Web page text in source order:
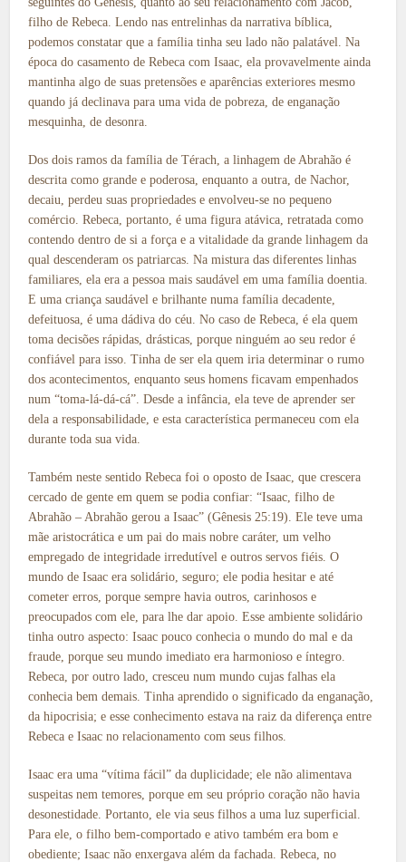
filho de Rebeca. Lendo nas entrelinhas da narrativa bíblica,
podemos constatar que a família tinha seu lado não palatável. Na
época do casamento de Rebeca com Isaac, ela provavelmente ainda
mantinha algo de suas pretensões e aparências exteriores mesmo
quando já declinava para uma vida de pobreza, de enganação
mesquinha, de desonra.
Dos dois ramos da família de Térach, a linhagem de Abrahão é
descrita como grande e poderosa, enquanto a outra, de Nachor,
decaiu, perdeu suas propriedades e envolveu-se no pequeno
comércio. Rebeca, portanto, é uma figura atávica, retratada como
contendo dentro de si a força e a vitalidade da grande linhagem da
qual descenderam os patriarcas. Na mistura das diferentes linhas
familiares, ela era a pessoa mais saudável em uma família doentia.
E uma criança saudável e brilhante numa família decadente,
defeituosa, é uma dádiva do céu. No caso de Rebeca, é ela quem
toma decisões rápidas, drásticas, porque ninguém ao seu redor é
confiável para isso. Tinha de ser ela quem iria determinar o rumo
dos acontecimentos, enquanto seus homens ficavam empenhados
num “toma-lá-dá-cá”. Desde a infância, ela teve de aprender ser
dela a responsabilidade, e esta característica permaneceu com ela
durante toda sua vida.
Também neste sentido Rebeca foi o oposto de Isaac, que crescera
cercado de gente em quem se podia confiar: “Isaac, filho de
Abrahão – Abrahão gerou a Isaac” (Gênesis 25:19). Ele teve uma
mãe aristocrática e um pai do mais nobre caráter, um velho
empregado de integridade irredutível e outros servos fiéis. O
mundo de Isaac era solidário, seguro; ele podia hesitar e até
cometer erros, porque sempre havia outros, carinhosos e
preocupados com ele, para lhe dar apoio. Esse ambiente solidário
tinha outro aspecto: Isaac pouco conhecia o mundo do mal e da
fraude, porque seu mundo imediato era harmonioso e íntegro.
Rebeca, por outro lado, cresceu num mundo cujas falhas ela
conhecia bem demais. Tinha aprendido o significado da enganação,
da hipocrisia; e esse conhecimento estava na raiz da diferença entre
Rebeca e Isaac no relacionamento com seus filhos.
Isaac era uma “vítima fácil” da duplicidade; ele não alimentava
suspeitas nem temores, porque em seu próprio coração não havia
desonestidade. Portanto, ele via seus filhos a uma luz superficial.
Para ele, o filho bem-comportado e ativo também era bom e
obediente; Isaac não enxergava além da fachada. Rebeca, no